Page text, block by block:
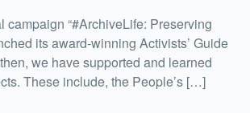
“#ArchiveLife: Preserving
its award-winning Activists’ Guide
we have supported and learned
These include, the People’s […]